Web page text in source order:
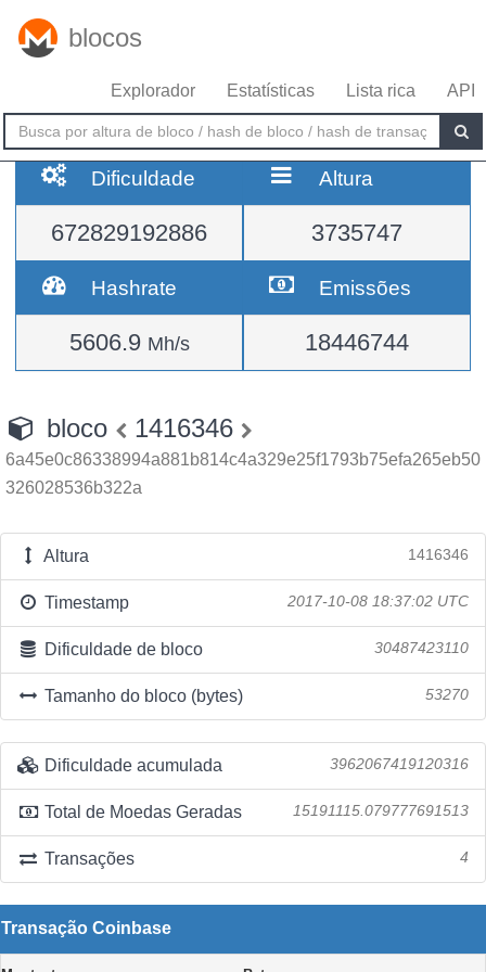
blocos
Explorador Estatísticas Lista rica API
Dificuldade
672829192886
Altura
3735747
Hashrate
5606.9 Mh/s
Emissões
18446744
bloco 1416346
6a45e0c86338994a881b814c4a329e25f1793b75efa265eb50
326028536b322a
Altura 1416346
Timestamp 2017-10-08 18:37:02 UTC
Dificuldade de bloco 30487423110
Tamanho do bloco (bytes) 53270
Dificuldade acumulada 3962067419120316
Total de Moedas Geradas 15191115.079777691513
Transações 4
Transação Coinbase